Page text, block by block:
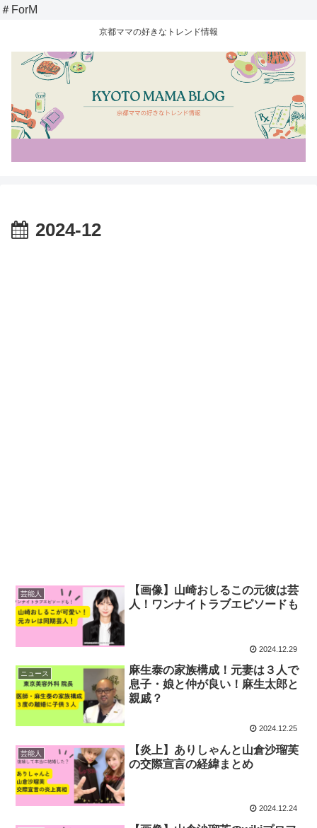
＃ForM
京都ママの好きなトレンド情報
2024-12
芸能人
【画像】山崎おしるこの元彼は芸
人！ワンナイトラブエピソードも
2024.12.29
ニュース
麻生泰の家族構成！元妻は３人で
息子・娘と仲が良い！麻生太郎と
親戚？
2024.12.25
芸能人
【炎上】ありしゃんと山倉沙瑠芙
の交際宣言の経緯まとめ
2024.12.24